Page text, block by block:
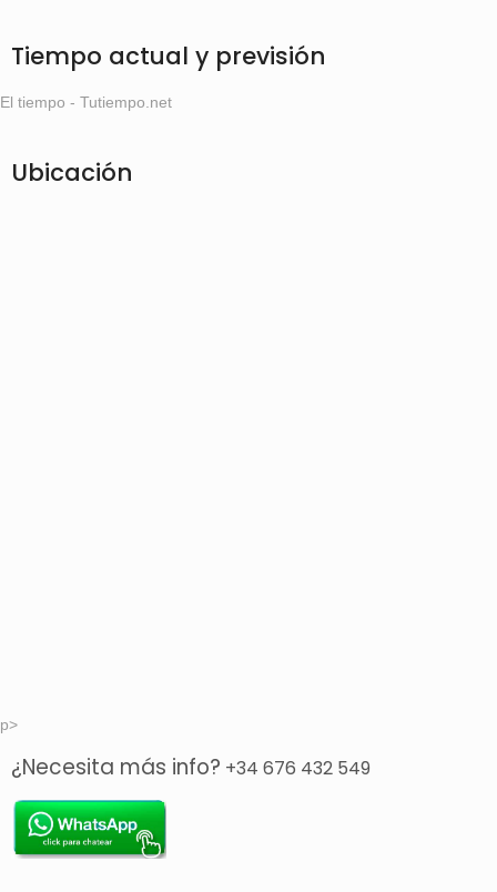
Tiempo actual y previsión
El tiempo - Tutiempo.net
Ubicación
p>
¿Necesita más info? +34 676 432 549